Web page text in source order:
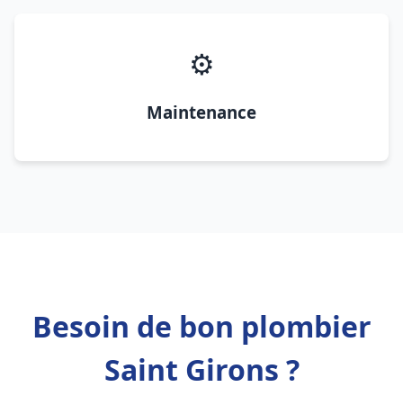
⚙️
Maintenance
Besoin de bon plombier
Saint Girons ?